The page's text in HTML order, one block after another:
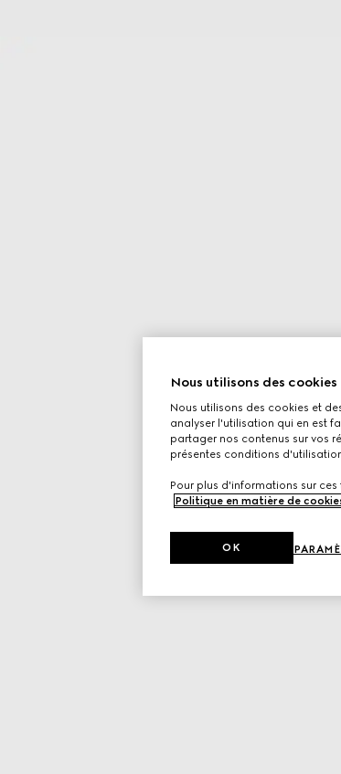
Nous utilisons des cookies
Nous utilisons des cookies et
analyser l'utilisation qui en est
partager nos contenus sur vos
présentes conditions
Pour plus d'informations sur
Politique en matière de
OK